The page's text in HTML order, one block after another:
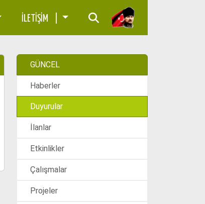
İLETİŞİM |
GÜNCEL
Haberler
Duyurular
İlanlar
Etkinlikler
Çalışmalar
Projeler